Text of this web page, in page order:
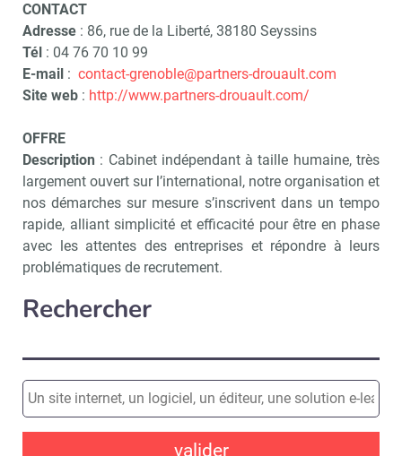
CONTACT
Adresse : 86, rue de la Liberté, 38180 Seyssins
Tél : 04 76 70 10 99
E-mail : contact-grenoble@partners-drouault.com
Site web : http://www.partners-drouault.com/
OFFRE
Description : Cabinet indépendant à taille humaine, très
largement ouvert sur l’international, notre organisation et
nos démarches sur mesure s’inscrivent dans un tempo
rapide, alliant simplicité et efficacité pour être en phase
avec les attentes des entreprises et répondre à leurs
problématiques de recrutement.
Rechercher
valider